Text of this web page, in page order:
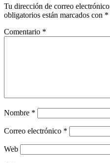
Tu dirección de correo
obligatorios están marcados con *
Comentario *
Nombre *
Correo electrónico *
Web